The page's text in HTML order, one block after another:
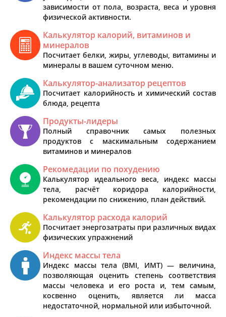
зависимости от пола, возраста, веса и уровня
физической активности.
Калькулятор калорий, витаминов и
минералов
Посчитает белки, жиры, углеводы, витамины и
минералы в вашем суточном меню.
Калькулятор-анализатор рецептов
Посчитает калорийность и химический состав
блюда, рецепта
Продукты-лидеры
Полный справочник самых полезных
продуктов с маскимальным содержанием
витаминов и минералов
Рекомедации по похудению
Калькулятор идеального веса, индекс массы
тела, расчёт коридора калорийности,
рекомендации по снижению, план действий.
Калькулятор расхода калорий
Посчитает энергозатраты при различных видах
физических упражнений
Индекс массы тела
Индекс массы тела (BMI, ИМТ) — величина,
позволяющая оценить степень соответствия
массы человека и его роста и, тем самым,
косвенно оценить, является ли масса
недостаточной, нормальной или избыточной.